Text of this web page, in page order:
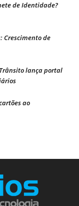
de Identidade?
Crescimento de
lança portal
ao